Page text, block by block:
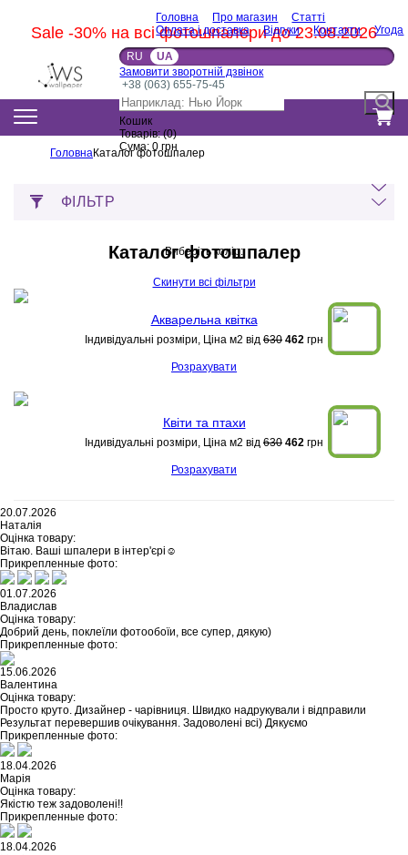
Sale -30% на всі фотошпалери до 23.08.2026
Головна Про магазин
Статті
Оплата і доставка
Відгуки Контакти Угода
RU
UA
Замовити зворотній дзвінок
+38 (063) 655-75-45
Кошик
Товарів:(0)
Сума: 0 грн
ГоловнаКаталог фотошпалер
ФІЛЬТР
Каталог фотошпалер
Виберіть колір:
Скинути всі фільтри
Акварельна квітка
Індивідуальні розміри, Ціна м2 від 630 462 грн
Розрахувати
Квіти та птахи
Індивідуальні розміри, Ціна м2 від 630 462 грн
Розрахувати
20.07.2026
Наталія
Оцінка товару:
Вітаю. Ваші шпалери в інтер'єрі☺️
Прикрепленные фото:
01.07.2026
Владислав
Оцінка товару:
Добрий день, поклеїли фотообоїи, все супер, дякую)
Прикрепленные фото:
15.06.2026
Валентина
Оцінка товару:
Просто круто. Дизайнер - чарівниця. Швидко надрукували і відправили
Результат перевершив очікування. Задоволені всі) Дякуємо
Прикрепленные фото:
18.04.2026
Марія
Оцінка товару:
Якістю теж задоволені!!
Прикрепленные фото:
18.04.2026